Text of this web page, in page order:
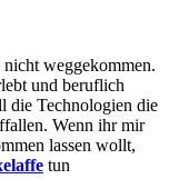
weggekommen.
und beruflich
die Technologien die
Wenn ihr mir
lassen wollt,
tun